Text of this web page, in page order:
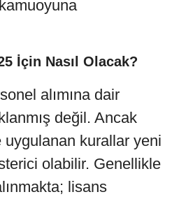
İçin Nasıl Olacak?
alımına dair
değil. Ancak
kurallar yeni
olabilir. Genellikle
lisans